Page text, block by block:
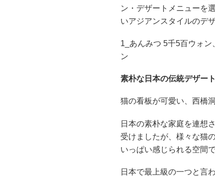
ン・デザートメニューを
いアジアンスタイルのデ
1_あんみつ 5千5百ウォ
ン
素朴な日本の伝統デザー
猫の看板が可愛い、西橋
日本の素朴な家庭を連想
受けましたが、様々な猫
いっぱい感じられる空間で
日本で最上級の一つと言